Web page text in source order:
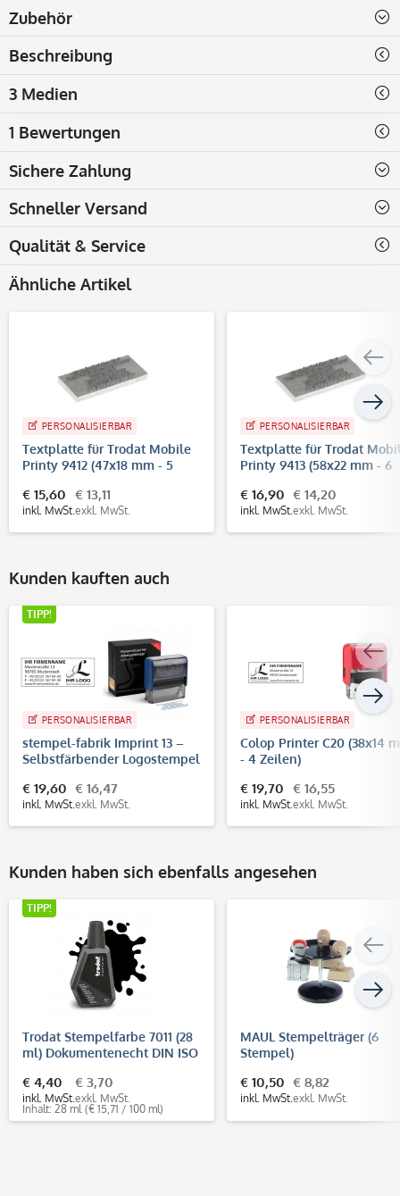
Zubehör
Beschreibung
3 Medien
1 Bewertungen
Sichere Zahlung
Schneller Versand
Qualität & Service
Ähnliche Artikel
PERSONALISIERBAR
Textplatte für Trodat Mobile
Printy 9412 (47x18 mm - 5
€ 15,60
inkl. MwSt.
€ 13,11
exkl. MwSt.
PERSONALISIERBAR
Textplatte für Trodat
Printy 9413 (58x22 mm - 6
€ 16,90
inkl. MwSt.
€ 14,20
exkl. MwSt.
Kunden kauften auch
TIPP!
PERSONALISIERBAR
stempel-fabrik Imprint 13 –
Selbstfärbender Logostempel
€ 19,60
inkl. MwSt.
€ 16,47
exkl. MwSt.
PERSONALISIERBAR
Colop Printer C20 (38x14
- 4 Zeilen)
€ 19,70
inkl. MwSt.
€ 16,55
exkl. MwSt.
Kunden haben sich ebenfalls angesehen
TIPP!
Trodat Stempelfarbe 7011 (28
ml) Dokumentenecht DIN ISO
€ 4,40
inkl. MwSt.
€ 3,70
exkl. MwSt.
Inhalt: 28 ml (€ 15,71 / 100 ml)
MAUL Stempelträger (6
Stempel)
€ 10,50
inkl. MwSt.
€ 8,82
exkl. MwSt.